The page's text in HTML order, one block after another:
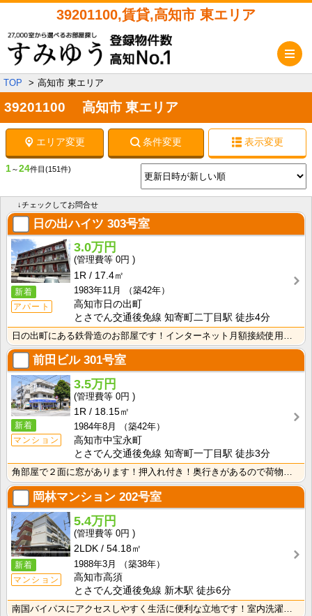
39201100,賃貸,高知市 東エリア
TOP 高知市 東エリア
39201100 高知市 東エリア
エリア変更 条件変更 表示変更
1～24件目 (151件)
↓チェックしてお問合せ
日の出ハイツ 303号室
新着
アパート
3.0万円
0円
1R
17.4㎡
1983年11月
（築42年）
高知市日の出町
とさでん交通後免線 知寄町二丁目駅 徒歩4分
日の出町にある鉄骨造のお部屋です！インターネット月額接続使用無料なので、月々の生活費の節約にもなりま･･･
前田ビル301号室
新着
マンション
3.5万円
0円
1R
18.15㎡
1984年8月
（築42年）
高知市中宝永町
とさでん交通後免線 知寄町一丁目駅 徒歩3分
角部屋で２面に窓があります！押入れ付き！奥行きがあるので荷物がたっぷり収納できます！ 大きめのシュー･･･
岡林マンション 202号室
新着
マンション
5.4万円
0円
2LDK
54.18㎡
1988年3月
（築38年）
高知市高須
とさでん交通後免線 新木駅 徒歩6分
南国バイパスにアクセスしやすく生活に便利な立地です！室内洗濯機置場で冬でもお洗濯快適！